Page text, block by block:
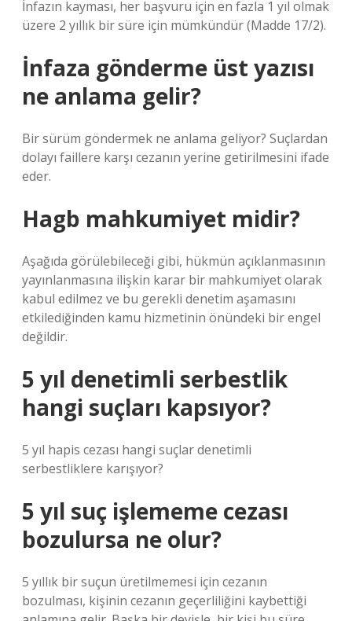
İnfazın kayması, her başvuru için en fazla 1 yıl olmak
üzere 2 yıllık bir süre için mümkündür (Madde 17/2).
İnfaza gönderme üst yazısı
ne anlama gelir?
Bir sürüm göndermek ne anlama geliyor? Suçlardan
dolayı faillere karşı cezanın yerine getirilmesini ifade
eder.
Hagb mahkumiyet midir?
Aşağıda görülebileceği gibi, hükmün açıklanmasının
yayınlanmasına ilişkin karar bir mahkumiyet olarak
kabul edilmez ve bu gerekli denetim aşamasını
etkilediğinden kamu hizmetinin önündeki bir engel
değildir.
5 yıl denetimli serbestlik
hangi suçları kapsıyor?
5 yıl hapis cezası hangi suçlar denetimli
serbestliklere karışıyor?
5 yıl suç işlememe cezası
bozulursa ne olur?
5 yıllık bir suçun üretilmemesi için cezanın
bozulması, kişinin cezanın geçerliliğini kaybettiği